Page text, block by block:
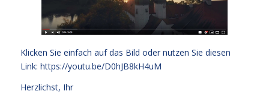
Klicken Sie einfach auf das Bild oder nutzen Sie diesen
Link: https://youtu.be/D0hJB8kH4uM
Herzlichst, Ihr